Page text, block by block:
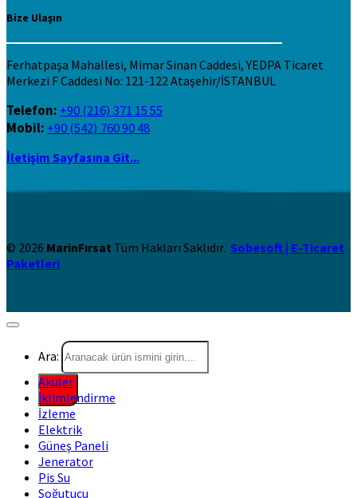
Bize Ulaşın
Ferhatpaşa Mahallesi, Mimar Sinan Caddesi, YEDPA Ticaret
Merkezi F Caddesi No: 121-122 Ataşehir/İSTANBUL
Telefon: +90 (216) 371 15 55
Mobil: +90 (542) 760 90 48
İletişim Sayfasına Git...
© 2026 MarinFırsat Tüm Hakları Saklıdır. Sobesoft | E-Ticaret
Paketleri
Ara:
Aküler
İklimlendirme
İzleme
Elektrik
Güneş Paneli
Jenerator
Pis Su
Soğutucu